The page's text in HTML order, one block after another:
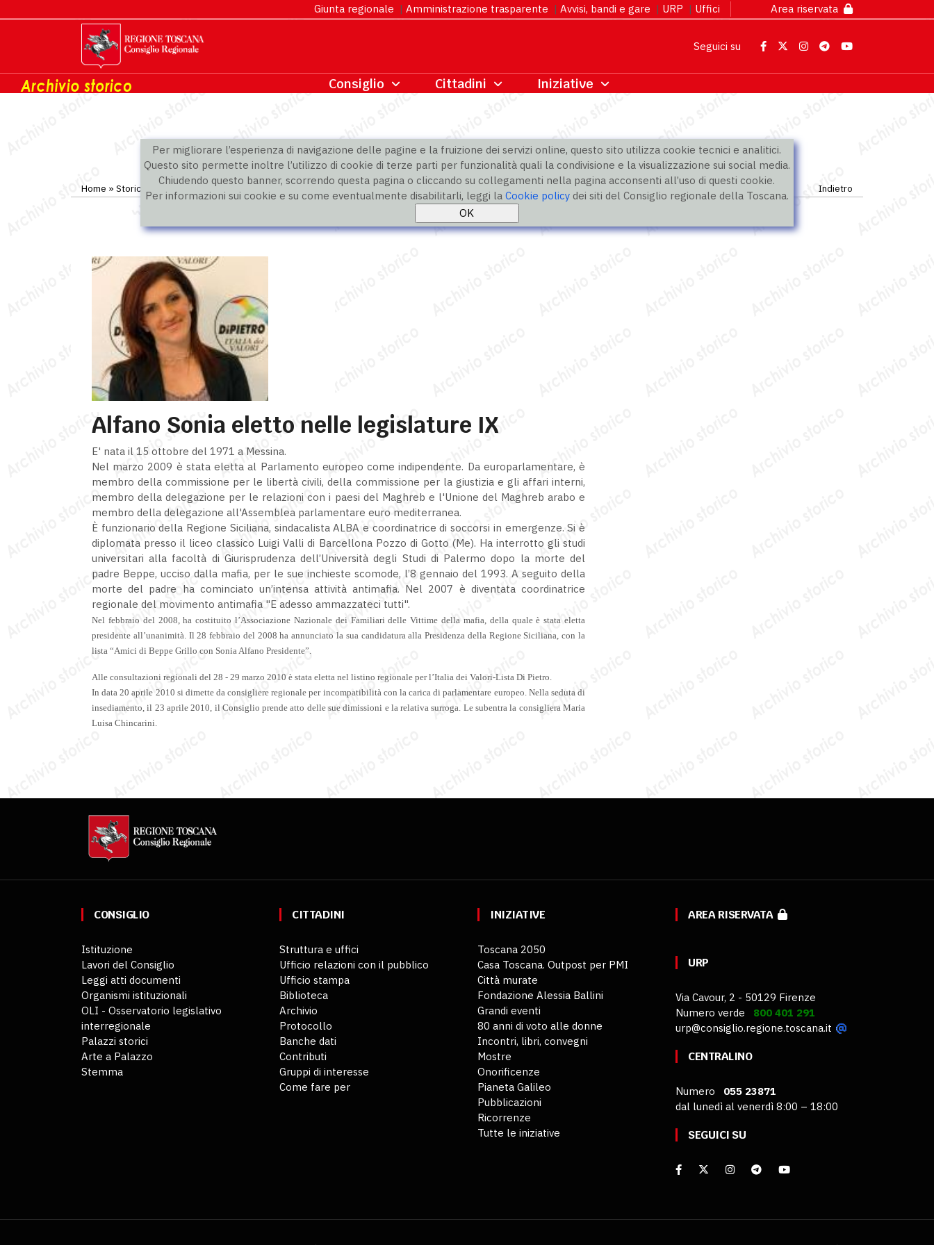
Per migliorare l’esperienza di navigazione delle pagine e la fruizione dei servizi online, questo sito utilizza cookie tecnici e analitici.
Questo sito permette inoltre l’utilizzo di cookie di terze parti per funzionalità quali la condivisione e la visualizzazione sui social media.
Chiudendo questo banner, scorrendo questa pagina o cliccando su collegamenti nella pagina acconsenti all’uso di questi cookie.
Per informazioni sui cookie e su come eventualmente disabilitarli, leggi la Cookie policydei siti del Consiglio regionale della Toscana.
Giunta regionale | Amministrazione trasparente | Avvisi, bandi e gare | URP | Uffici Area riservata
Seguici su
Home » Storico IX legislatura »Consiglieri Indietro
Alfano Sonia eletto nelle legislature IX
E' nata il 15 ottobre del 1971 a Messina.
Nel marzo 2009 è stata eletta al Parlamento europeo come indipendente. Da europarlamentare, è
membro della commissione per le libertà civili, della commissione per la giustizia e gli affari interni,
membro della delegazione per le relazioni con i paesi del Maghreb e l'Unione del Maghreb arabo e
membro della delegazione all'Assemblea parlamentare euro mediterranea.
È funzionario della Regione Siciliana, sindacalista ALBA e coordinatrice di soccorsi in emergenze. Si è
diplomata presso il liceo classico Luigi Valli di Barcellona Pozzo di Gotto (Me). Ha interrotto gli studi
universitari alla facoltà di Giurisprudenza dell’Università degli Studi di Palermo dopo la morte del
padre Beppe, ucciso dalla mafia, per le sue inchieste scomode, l’8 gennaio del 1993. A seguito della
morte del padre ha cominciato un’intensa attività antimafia. Nel 2007 è diventata coordinatrice
regionale del movimento antimafia "E adesso ammazzateci tutti".
Nel febbraio del 2008, ha costituito l’Associazione Nazionale dei Familiari delle Vittime della mafia, della quale è stata eletta
presidente all’unanimità. Il 28 febbraio del 2008 ha annunciato la sua candidatura alla Presidenza della Regione Siciliana, con la
lista “Amici di Beppe Grillo con Sonia Alfano Presidente”.
Alle consultazioni regionali del 28 - 29 marzo 2010 è stata eletta nel listino regionale per l’Italia dei Valori-Lista Di Pietro.
In data 20 aprile 2010 si dimette da consigliere regionale per incompatibilità con la carica di parlamentare europeo. Nella seduta di
insediamento, il 23 aprile 2010, il Consiglio prende atto delle sue dimissioni e la relativa surroga. Le subentra la consigliera Maria
Luisa Chincarini.
CONSIGLIO
Istituzione
Lavori del Consiglio
Leggi atti documenti
Organismi istituzionali
OLI - Osservatorio legislativo
interregionale
Palazzi storici
Arte a Palazzo
Stemma
CITTADINI
Struttura e uffici
Ufficio relazioni con il pubblico
Ufficio stampa
Biblioteca
Archivio
Protocollo
Banche dati
Contributi
Gruppi di interesse
Come fare per
INIZIATIVE
Toscana 2050
Casa Toscana. Outpost per PMI
Città murate
Fondazione Alessia Ballini
Grandi eventi
80 anni di voto alle donne
Incontri, libri, convegni
Mostre
Onorificenze
Pianeta Galileo
Pubblicazioni
Ricorrenze
Tutte le iniziative
AREA RISERVATA
URP
Via Cavour, 2 - 50129 Firenze
Numero verde 800 401 291
urp@consiglio.regione.toscana.it
CENTRALINO
Numero 055 23871
dal lunedì al venerdì 8:00 – 18:00
SEGUICI SU